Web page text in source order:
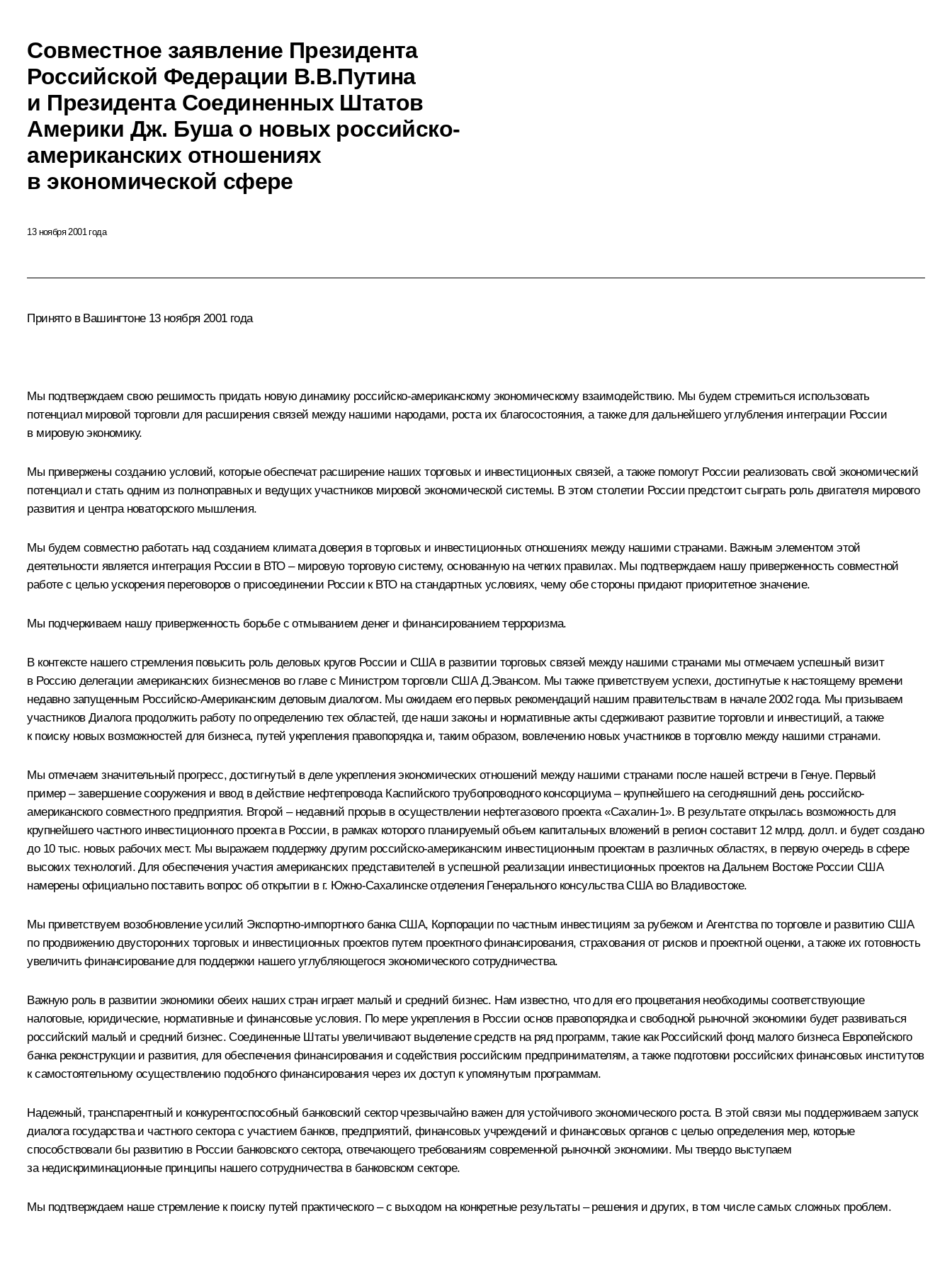
Совместное заявление Президента
Российской Федерации В.В.Путина
и Президента Соединенных Штатов
Америки Дж. Буша о новых российско-
американских отношениях
в экономической сфере
13 ноября 2001 года
Принято в Вашингтоне 13 ноября 2001 года
Мы подтверждаем свою решимость придать новую динамику российско-американскому экономическому взаимодействию. Мы будем стремиться использовать
потенциал мировой торговли для расширения связей между нашими народами, роста их благосостояния, а также для дальнейшего углубления интеграции России
в мировую экономику.
Мы привержены созданию условий, которые обеспечат расширение наших торговых и инвестиционных связей, а также помогут России реализовать свой экономический
потенциал и стать одним из полноправных и ведущих участников мировой экономической системы. В этом столетии России предстоит сыграть роль двигателя мирового
развития и центра новаторского мышления.
Мы будем совместно работать над созданием климата доверия в торговых и инвестиционных отношениях между нашими странами. Важным элементом этой
деятельности является интеграция России в ВТО – мировую торговую систему, основанную на четких правилах. Мы подтверждаем нашу приверженность совместной
работе с целью ускорения переговоров о присоединении России к ВТО на стандартных условиях, чему обе стороны придают приоритетное значение.
Мы подчеркиваем нашу приверженность борьбе с отмыванием денег и финансированием терроризма.
В контексте нашего стремления повысить роль деловых кругов России и США в развитии торговых связей между нашими странами мы отмечаем успешный визит
в Россию делегации американских бизнесменов во главе с Министром торговли США Д.Эвансом. Мы также приветствуем успехи, достигнутые к настоящему времени
недавно запущенным Российско-Американским деловым диалогом. Мы ожидаем его первых рекомендаций нашим правительствам в начале 2002 года. Мы призываем
участников Диалога продолжить работу по определению тех областей, где наши законы и нормативные акты сдерживают развитие торговли и инвестиций, а также
к поиску новых возможностей для бизнеса, путей укрепления правопорядка и, таким образом, вовлечению новых участников в торговлю между нашими странами.
Мы отмечаем значительный прогресс, достигнутый в деле укрепления экономических отношений между нашими странами после нашей встречи в Генуе. Первый
пример – завершение сооружения и ввод в действие нефтепровода Каспийского трубопроводного консорциума – крупнейшего на сегодняшний день российско-
американского совместного предприятия. Второй – недавний прорыв в осуществлении нефтегазового проекта «Сахалин-1». В результате открылась возможность для
крупнейшего частного инвестиционного проекта в России, в рамках которого планируемый объем капитальных вложений в регион составит 12 млрд. долл. и будет создано
до 10 тыс. новых рабочих мест. Мы выражаем поддержку другим российско-американским инвестиционным проектам в различных областях, в первую очередь в сфере
высоких технологий. Для обеспечения участия американских представителей в успешной реализации инвестиционных проектов на Дальнем Востоке России США
намерены официально поставить вопрос об открытии в г. Южно-Сахалинске отделения Генерального консульства США во Владивостоке.
Мы приветствуем возобновление усилий Экспортно-импортного банка США, Корпорации по частным инвестициям за рубежом и Агентства по торговле и развитию США
по продвижению двусторонних торговых и инвестиционных проектов путем проектного финансирования, страхования от рисков и проектной оценки, а также их готовность
увеличить финансирование для поддержки нашего углубляющегося экономического сотрудничества.
Важную роль в развитии экономики обеих наших стран играет малый и средний бизнес. Нам известно, что для его процветания необходимы соответствующие
налоговые, юридические, нормативные и финансовые условия. По мере укрепления в России основ правопорядка и свободной рыночной экономики будет развиваться
российский малый и средний бизнес. Соединенные Штаты увеличивают выделение средств на ряд программ, такие как Российский фонд малого бизнеса Европейского
банка реконструкции и развития, для обеспечения финансирования и содействия российским предпринимателям, а также подготовки российских финансовых институтов
к самостоятельному осуществлению подобного финансирования через их доступ к упомянутым программам.
Надежный, транспарентный и конкурентоспособный банковский сектор чрезвычайно важен для устойчивого экономического роста. В этой связи мы поддерживаем запуск
диалога государства и частного сектора с участием банков, предприятий, финансовых учреждений и финансовых органов с целью определения мер, которые
способствовали бы развитию в России банковского сектора, отвечающего требованиям современной рыночной экономики. Мы твердо выступаем
за недискриминационные принципы нашего сотрудничества в банковском секторе.
Мы подтверждаем наше стремление к поиску путей практического – с выходом на конкретные результаты – решения и других, в том числе самых сложных проблем.